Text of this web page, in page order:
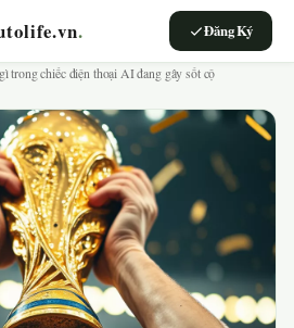
. Đăng Ký
trong chiếc điện thoại AI đang gây sốt cộ